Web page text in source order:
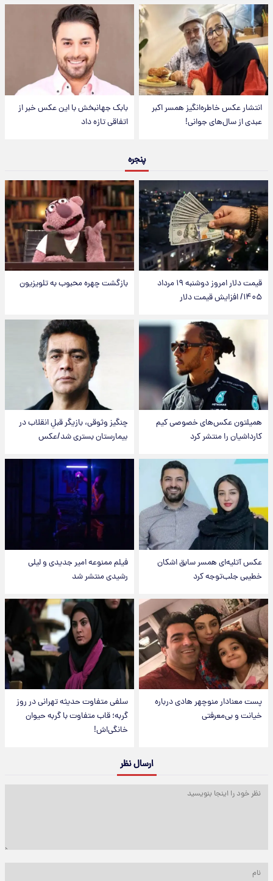
انتشار عکس خاطره‌انگیز همسر اکبر
عبدی از سال‌های جوانی!
بابک جهانبخش با این عکس خبر از
اتفاقی تازه داد
پنجره
قیمت دلار امروز دوشنبه ۱۹ مرداد
۱۴۰۵/ افزایش قیمت دلار
بازگشت چهره محبوب به تلویزیون
همیلتون عکس‌های خصوصی کیم‌
کارداشیان را منتشر کرد
چنگیز وثوقی، بازیگر قبلِ انقلاب در
بیمارستان بستری شد/عکس
عکس‌ آتلیه‌ای همسر سابق اشکان
خطیبی جلب‌توجه کرد
فیلم ممنوعه امیر جدیدی و لیلی
رشیدی منتشر شد
پست معنادار منوچهر هادی درباره
خیانت و بی‌معرفتی
سلفی متفاوت حدیثه تهرانی در روز
گربه؛ قاب متفاوت با گربه حیوان
خانگی‌اش!
ارسال نظر